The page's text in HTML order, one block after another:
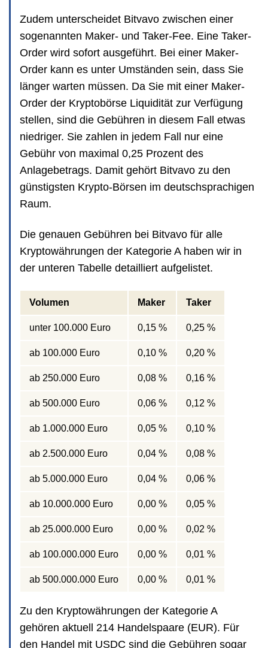
Zudem unterscheidet Bitvavo zwischen einer
sogenannten Maker- und Taker-Fee. Eine Taker-
Order wird sofort ausgeführt. Bei einer Maker-
Order kann es unter Umständen sein, dass Sie
länger warten müssen. Da Sie mit einer Maker-
Order der Kryptobörse Liquidität zur Verfügung
stellen, sind die Gebühren in diesem Fall etwas
niedriger. Sie zahlen in jedem Fall nur eine
Gebühr von maximal 0,25 Prozent des
Anlagebetrags. Damit gehört Bitvavo zu den
günstigsten Krypto-Börsen im deutschsprachigen
Raum.
Die genauen Gebühren bei Bitvavo für alle
Kryptowährungen der Kategorie A haben wir in
der unteren Tabelle detailliert aufgelistet.
Volumen Maker Taker
unter 100.000 Euro 0,15 % 0,25 %
ab 100.000 Euro 0,10 % 0,20 %
ab 250.000 Euro 0,08 % 0,16 %
ab 500.000 Euro 0,06 % 0,12 %
ab 1.000.000 Euro 0,05 % 0,10 %
ab 2.500.000 Euro 0,04 % 0,08 %
ab 5.000.000 Euro 0,04 % 0,06 %
ab 10.000.000 Euro 0,00 % 0,05 %
ab 25.000.000 Euro 0,00 % 0,02 %
ab 100.000.000 Euro 0,00 % 0,01 %
ab 500.000.000 Euro 0,00 % 0,01 %
Zu den Kryptowährungen der Kategorie A
gehören aktuell 214 Handelspaare (EUR). Für
den Handel mit USDC sind die Gebühren sogar